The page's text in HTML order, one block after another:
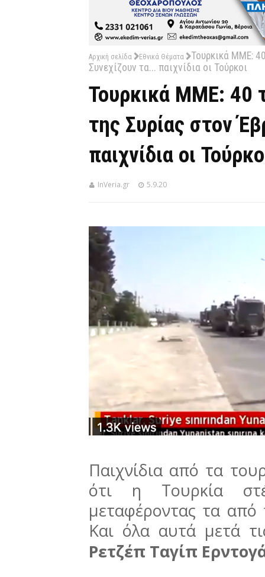
Αρχική σελίδα Εθνικά Θέματα
Τουρκικά ΜΜΕ:
Συνεχίζουν τα... παιχνίδια οι Τούρκοι
Τουρκικά ΜΜΕ: 40
της Συρίας στον
παιχνίδια οι
InVeria.gr 5.9.20
Παιχνίδια από τα
ότι η Τουρκία
μεταφέροντας τα
Και όλα αυτά μετά
Ρετζέπ Ταγίπ